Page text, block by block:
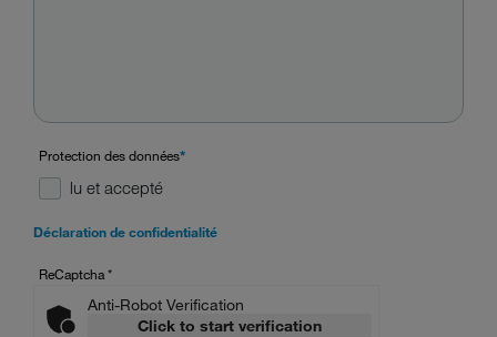
Protection des données*
lu et accepté
Déclaration de confidentialité
ReCaptcha*
Anti-Robot Verification
Click to start verification